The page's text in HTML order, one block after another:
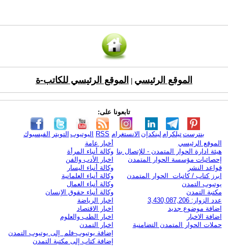
الموقع الرئيسي الموقع الرئيسي للكاتب-ة
تابعونا على:
الفيسبوك التويتر اليوتيوب RSS الانستغرام لينكدإن تيلكرامبنترست
الموقع الرئيسي
هيئة ادارة الحوار المتمدن - للإتصال بنا
إحصائيات مؤسسة الحوار المتمدن
قواعد النشر
ابرز كتاب / كاتبات الحوار المتمدن
يوتيوب التمدن
مكتبة التمدن
عدد الزوار: 3,430,087,206
اضافة موضوع جديد
اضافة الاخبار
حملات الحوار المتمدن التضامنية
أخبار عامة
وكالة أنباء المرأة
اخبار الأدب والفن
وكالة أنباء اليسار
وكالة أنباء العلمانية
وكالة أنباء العمال
وكالة أنباء حقوق الإنسان
اخبار الرياضة
اخبار الاقتصاد
اخبار الطب والعلوم
اخبار التمدن
إضافة يوتيوب-فلم إلى يوتيوب التمدن
إضافة كتاب إلى مكتبة التمدن